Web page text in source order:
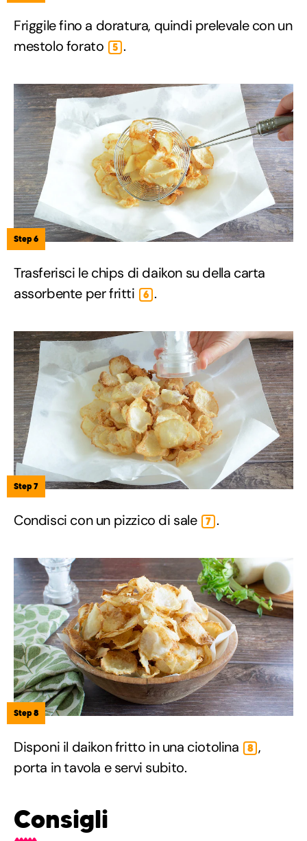
Friggile fino a doratura, quindi prelevale con un
mestolo forato
5 .
Step 6
Trasferisci le chips di daikon su della carta
assorbente per fritti
6 .
Step 7
Condisci con un pizzico di sale 7 .
Step 8
Disponi il daikon fritto in una ciotolina 8 ,
porta in tavola e servi subito.
Consigli